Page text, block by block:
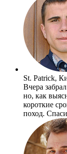
St. Patrick,
Вчера
но, как
короткие
поход.